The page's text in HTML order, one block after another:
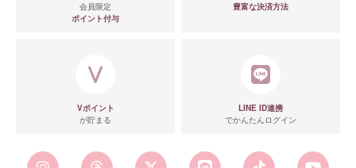
会員限定
ポイント付与
豊富な決済方法
Vポイント
が貯まる
LINE ID連携
でかんたんログイン